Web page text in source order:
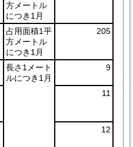
方メートル
につき1月
占用面積1平
方メートル
につき1月
205
長さ1メート
ルにつき1月
9
11
12